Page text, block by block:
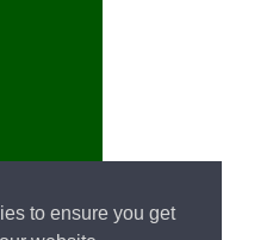
to ensure you get